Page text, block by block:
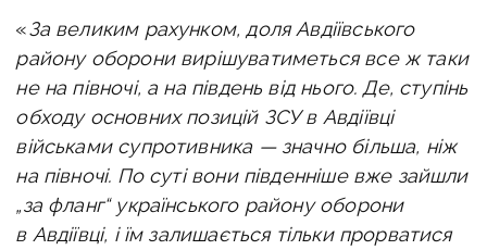
«За великим рахунком, доля Авдіївського
району оборони вирішуватиметься все ж таки
не на півночі, а на південь від нього. Де, ступінь
обходу основних позицій ЗСУ в Авдіївці
військами супротивника — значно більша, ніж
на півночі. По суті вони південніше вже зайшли
„за фланг“ українського району оборони
в Авдіївці, і їм залишається тільки прорватися